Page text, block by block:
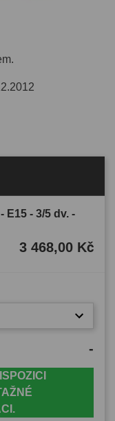
E15 - 3/5 dv. -
3 468,00 Kč
-